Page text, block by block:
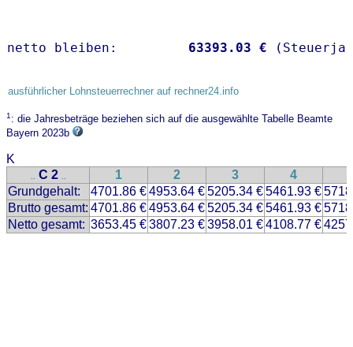
netto bleiben: 63393.03 €
ausführlicher Lohnsteuerrechner auf rechner24.info
1: die Jahresbeträge beziehen sich auf die ausgewählte Tabelle Beamte
Bayern 2023b
K
.. C 2 .. 1 2 3 4
Grundgehalt:
4701.86 €4953.64 €5205.34 €5461.93 €
Brutto gesamt: 4701.86 €4953.64 €5205.34 €5461.93 €
Netto gesamt: 3653.45 €3807.23 €3958.01 €4108.77 €